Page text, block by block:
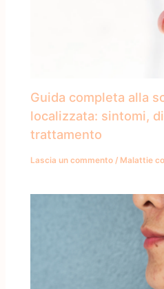
Guida completa alla
localizzata: sintomi,
trattamento
Lascia un commento / Malattie